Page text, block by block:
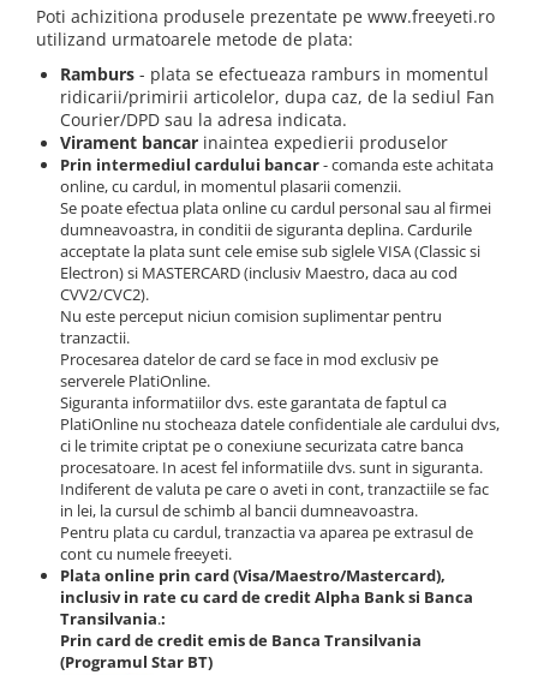
Clăpari
Clăpari sh copii
Clăpari sh modele feminine
Bețe
Bețe sh adulți
Bețe sh copii
Bețe noi adulți
Bețe noi copii
Bețe noi modele feminine
Poti achizitiona produsele prezentate pe www.freeyeti.ro
utilizand urmatoarele metode de plata:
Ramburs - plata se efectueaza ramburs in momentul
ridicarii/primirii articolelor, dupa caz, de la sediul Fan
Courier/DPD sau la adresa indicata.
Virament bancar inaintea expedierii produselor
Prin intermediul cardului bancar- comanda este achitata
online, cu cardul, in momentul plasarii comenzii.
Se poate efectua plata online cu cardul personal sau al firmei
dumneavoastra, in conditii de siguranta deplina. Cardurile
acceptate la plata sunt cele emise sub siglele VISA (Classic si
Electron) si MASTERCARD (inclusiv Maestro, daca au cod
CVV2/CVC2).
Nu este perceput niciun comision suplimentar pentru
tranzactii.
Procesarea datelor de card se face in mod exclusiv pe
serverele PlatiOnline.
Siguranta informatiilor dvs. este garantata de faptul ca
PlatiOnline nu stocheaza datele confidentiale ale cardului dvs,
ci le trimite criptat pe o conexiune securizata catre banca
procesatoare. In acest fel informatiile dvs. sunt in siguranta.
Indiferent de valuta pe care o aveti in cont, tranzactiile se fac
in lei, la cursul de schimb al bancii dumneavoastra.
Pentru plata cu cardul, tranzactia va aparea pe extrasul de
cont cu numele freeyeti.
Plata online prin card (Visa/Maestro/Mastercard),
inclusiv in rate cu card de credit Alpha Bank si Banca
Transilvania.:
Prin card de credit emis de Banca Transilvania
(Programul Star BT)